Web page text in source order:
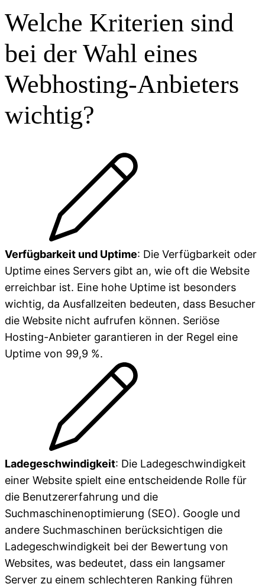
Welche Kriterien sind
bei der Wahl eines
Webhosting-Anbieters
wichtig?
Verfügbarkeit und Uptime: Die Verfügbarkeit oder
Uptime eines Servers gibt an, wie oft die Website
erreichbar ist. Eine hohe Uptime ist besonders
wichtig, da Ausfallzeiten bedeuten, dass Besucher
die Website nicht aufrufen können. Seriöse
Hosting-Anbieter garantieren in der Regel eine
Uptime von 99,9 %.
Ladegeschwindigkeit: Die Ladegeschwindigkeit
einer Website spielt eine entscheidende Rolle für
die Benutzererfahrung und die
Suchmaschinenoptimierung (SEO). Google und
andere Suchmaschinen berücksichtigen die
Ladegeschwindigkeit bei der Bewertung von
Websites, was bedeutet, dass ein langsamer
Server zu einem schlechteren Ranking führen